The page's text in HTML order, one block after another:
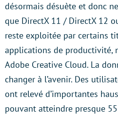
désormais désuète et donc
que DirectX 11 / DirectX 12
reste exploitée par certains
applications de productivité,
Adobe Creative Cloud. La
changer à l’avenir. Des
ont relevé d’importantes
pouvant atteindre presque